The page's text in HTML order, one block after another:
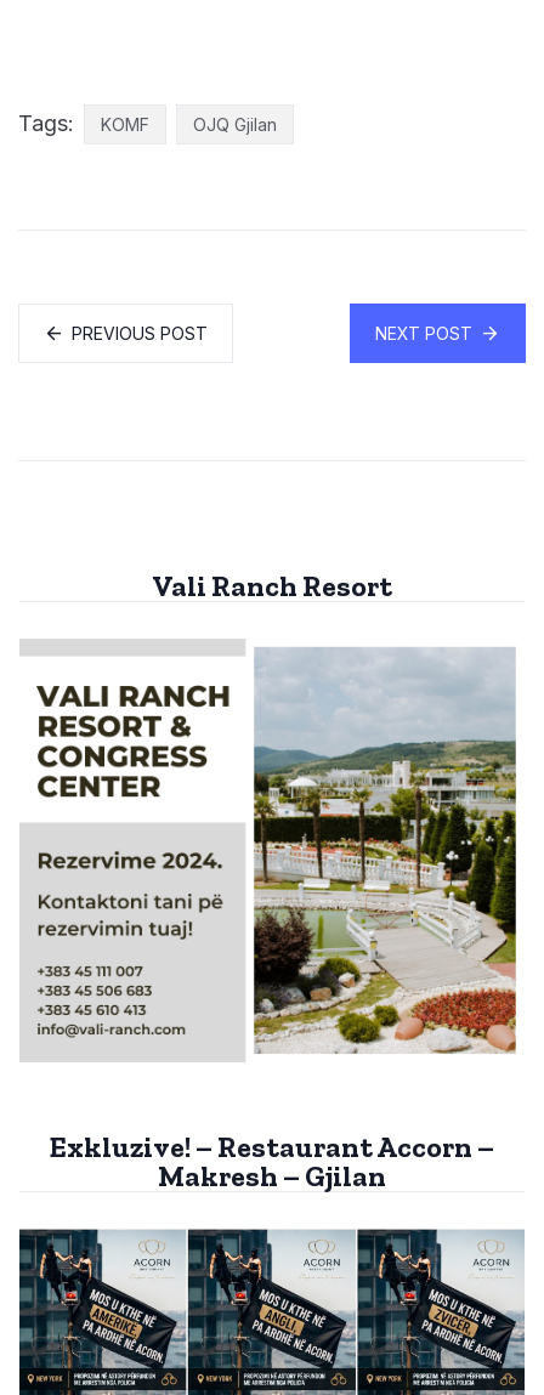
Tags: KOMF OJQ Gjilan
PREVIOUS POST NEXT POST
Vali Ranch Resort
Exkluzive! – Restaurant Accorn –
Makresh – Gjilan